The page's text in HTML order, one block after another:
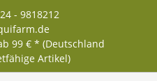
- 9818212
99 € * (Deutschland
Artikel)